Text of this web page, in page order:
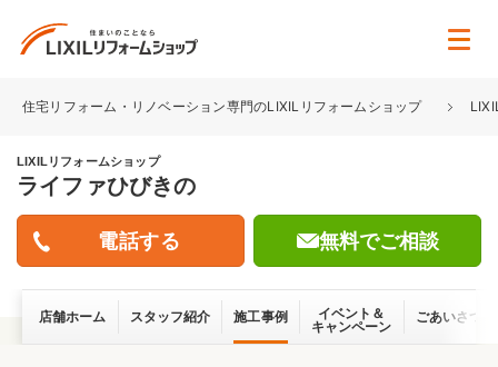
住宅リフォーム・リノベーション専門のLIXILリフォームショップ
LIXILリフォームショップ
ライファひびきの
無料でご相談
店舗ホーム スタッフ紹介 施工事例
イベント＆
キャンペーン
ごあいさつ